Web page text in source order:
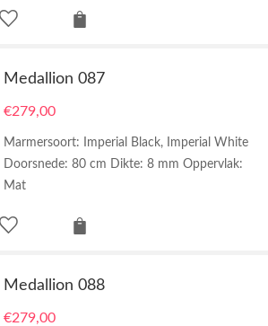
Medallion 087
€279,00
Marmersoort: Imperial Black, Imperial White
Doorsnede: 80 cm Dikte: 8 mm Oppervlak:
Mat
Medallion 088
€279,00